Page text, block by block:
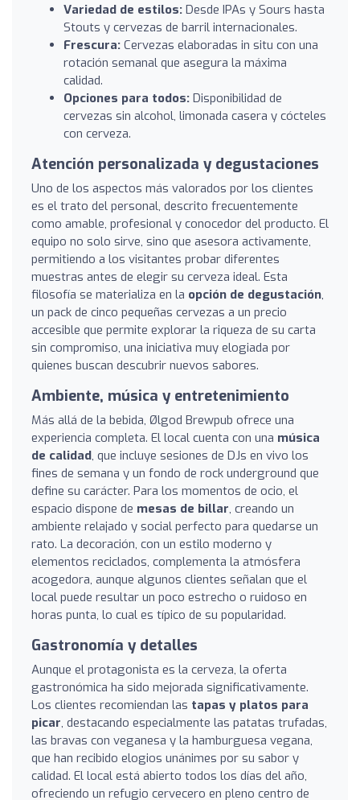
Variedad de estilos: Desde IPAs y Sours hasta
Stouts y cervezas de barril internacionales.
Frescura: Cervezas elaboradas in situ con una
rotación semanal que asegura la máxima
calidad.
Opciones para todos: Disponibilidad de
cervezas sin alcohol, limonada casera y cócteles
con cerveza.
Atención personalizada y degustaciones
Uno de los aspectos más valorados por los clientes
es el trato del personal, descrito frecuentemente
como amable, profesional y conocedor del producto. El
equipo no solo sirve, sino que asesora activamente,
permitiendo a los visitantes probar diferentes
muestras antes de elegir su cerveza ideal. Esta
filosofía se materializa en la opción de degustación,
un pack de cinco pequeñas cervezas a un precio
accesible que permite explorar la riqueza de su carta
sin compromiso, una iniciativa muy elogiada por
quienes buscan descubrir nuevos sabores.
Ambiente, música y entretenimiento
Más allá de la bebida, Ølgod Brewpub ofrece una
experiencia completa. El local cuenta con una música
de calidad, que incluye sesiones de DJs en vivo los
fines de semana y un fondo de rock underground que
define su carácter. Para los momentos de ocio, el
espacio dispone de mesas de billar, creando un
ambiente relajado y social perfecto para quedarse un
rato. La decoración, con un estilo moderno y
elementos reciclados, complementa la atmósfera
acogedora, aunque algunos clientes señalan que el
local puede resultar un poco estrecho o ruidoso en
horas punta, lo cual es típico de su popularidad.
Gastronomía y detalles
Aunque el protagonista es la cerveza, la oferta
gastronómica ha sido mejorada significativamente.
Los clientes recomiendan las tapas y platos para
picar, destacando especialmente las patatas trufadas,
las bravas con veganesa y la hamburguesa vegana,
que han recibido elogios unánimes por su sabor y
calidad. El local está abierto todos los días del año,
ofreciendo un refugio cervecero en pleno centro de